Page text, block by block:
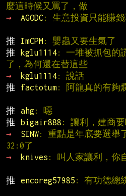
麼這時候又罵了，做
→
AGODC: 生意投資只能賺錢
推
ImCPM: 嬰蟲又要生氣了
推
kglu1114: 一堆被抓包的
了，為何還在替這些
→
kglu1114: 說話
推
factotum: 阿龍真的有夠
推
ahg: 噁
推
bigair888 : 讓利，建商要
→
SINW: 重點是年底要選舉
32:0了
→
knives : 叫人家讓利，你
推
encoreg57985 : 有功德總